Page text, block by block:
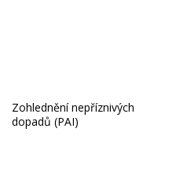
Zohlednění nepříznivých
dopadů (PAI)